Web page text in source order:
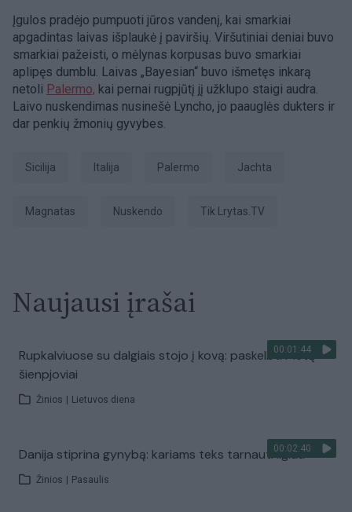
Įgulos pradėjo pumpuoti jūros vandenį, kai smarkiai
apgadintas laivas išplaukė į paviršių. Viršutiniai deniai buvo
smarkiai pažeisti, o mėlynas korpusas buvo smarkiai
aplipęs dumblu. Laivas „Bayesian“ buvo išmetęs inkarą
netoli Palermo, kai pernai rugpjūtį jį užklupo staigi audra.
Laivo nuskendimas nusinešė Lyncho, jo paauglės dukters ir
dar penkių žmonių gyvybes.
Sicilija Italija Palermo jachta
magnatas nuskendo tik Lrytas.TV
Naujausi įrašai
00:01:44
Rupkalviuose su dalgiais stojo į kovą: paskelbti Metų
šienpjoviai
Žinios Lietuvos diena
00:02:40
Danija stiprina gynybą: kariams teks tarnauti ilgiau
Žinios Pasaulis